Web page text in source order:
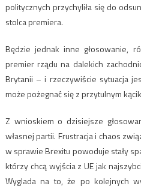
politycznych przychyliła się do
stolca premiera.
Będzie jednak inne głosowanie,
premier rządu na dalekich
Brytanii – i rzeczywiście sytuacja
może pożegnać się z przytulnym
Z wnioskiem o dzisiejsze
własnej partii. Frustracja i chaos
w sprawie Brexitu powoduje stały
którzy chcą wyjścia z UE jak
Wyglada na to, że po kolejnych